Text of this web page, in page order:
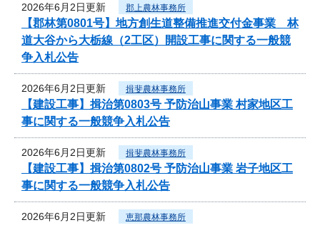
2026年6月2日更新 郡上農林事務所
【郡林第0801号】地方創生道整備推進交付金事業 林
道大谷から大栃線（2工区）開設工事に関する一般競
争入札公告
2026年6月2日更新 揖斐農林事務所
【建設工事】揖治第0803号 予防治山事業 村家地区工
事に関する一般競争入札公告
2026年6月2日更新 揖斐農林事務所
【建設工事】揖治第0802号 予防治山事業 岩子地区工
事に関する一般競争入札公告
2026年6月2日更新 恵那農林事務所